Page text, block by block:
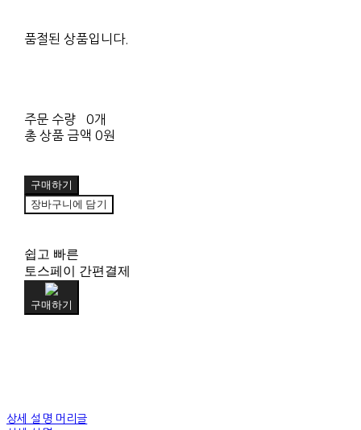
품절된 상품입니다.
주문 수량
0개
총 상품 금액 0원
구매하기
장바구니에 담기
쉽고 빠른
토스페이 간편결제
구매하기
상세 설명 머리글